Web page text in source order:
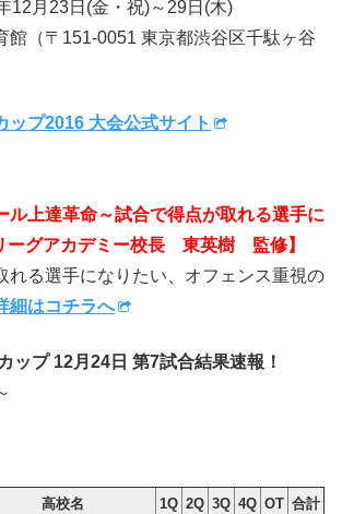
12月23日(金・祝)～29日(木)
（〒151-0051 東京都渋谷区千駄ヶ谷
ップ2016 大会公式サイト
上達革命～試合で得点が取れる選手に
ーグアカデミー校長 東英樹 監修】
る選手になりたい、オフェンス重視の
細はコチラへ
ップ 12月24日 第7試合結果速報！
高校名 1Q 2Q 3Q 4Q OT 合計